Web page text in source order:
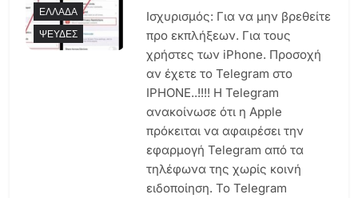
ΕΛΛΆΔΑ
ΨΕΥΔΈΣ
Ισχυρισμός: Για να μην βρεθείτε
προ εκπλήξεων. Για τους
χρήστες των iPhone. Προσοχή
αν έχετε το Telegram στο
IPHONE..!!!! Η Telegram
ανακοίνωσε ότι η Apple
πρόκειται να αφαιρέσει την
εφαρμογή Telegram από τα
τηλέφωνα της χωρίς κοινή
ειδοποίηση. Το Telegram